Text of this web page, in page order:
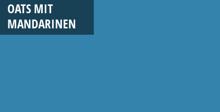
OATS MIT
MANDARINEN